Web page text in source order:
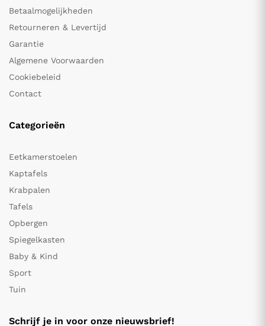
Betaalmogelijkheden
Retourneren & Levertijd
Garantie
Algemene Voorwaarden
Cookiebeleid
Contact
Categorieën
Eetkamerstoelen
Kaptafels
Krabpalen
Tafels
Opbergen
Spiegelkasten
Baby & Kind
Sport
Tuin
Schrijf je in voor onze nieuwsbrief!